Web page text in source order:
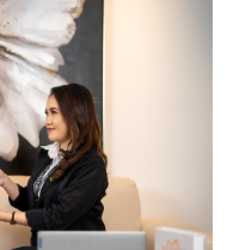
Mulia
private,
taksiran